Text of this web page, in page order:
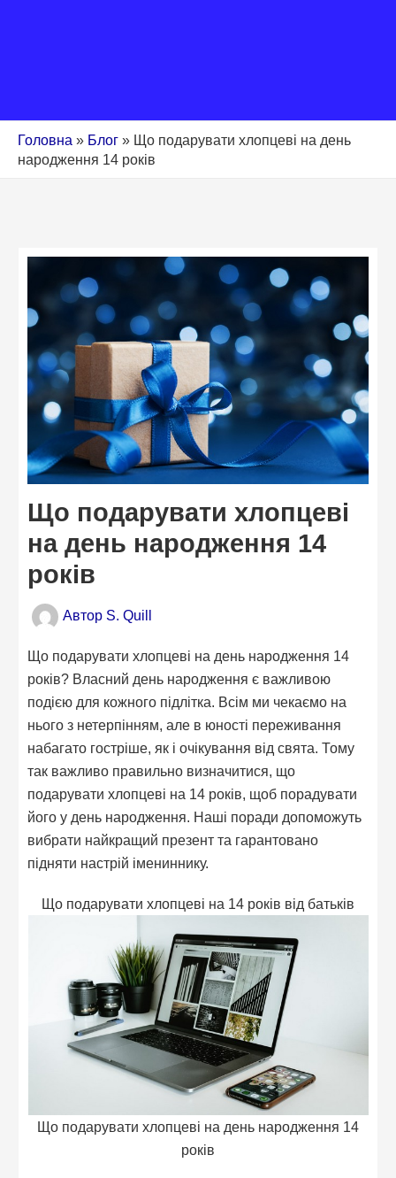
Головна » Блог » Що подарувати хлопцеві на день
народження 14 років
Що подарувати хлопцеві
на день народження 14
років
Автор S. Quill
Що подарувати хлопцеві на день народження 14
років? Власний день народження є важливою
подією для кожного підлітка. Всім ми чекаємо на
нього з нетерпінням, але в юності переживання
набагато гостріше, як і очікування від свята. Тому
так важливо правильно визначитися, що
подарувати хлопцеві на 14 років, щоб порадувати
його у день народження. Наші поради допоможуть
вибрати найкращий презент та гарантовано
підняти настрій імениннику.
Що подарувати хлопцеві на 14 років від батьків
Що подарувати хлопцеві на день народження 14
років